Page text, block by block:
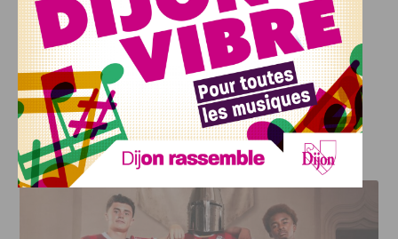
« Si un motard ne prend pas soin de sa moto, il se tire
une balle dans le pied, c’est dangereux »affirme la
plupart des motards présents sur place.
J'AIME LE DFCO